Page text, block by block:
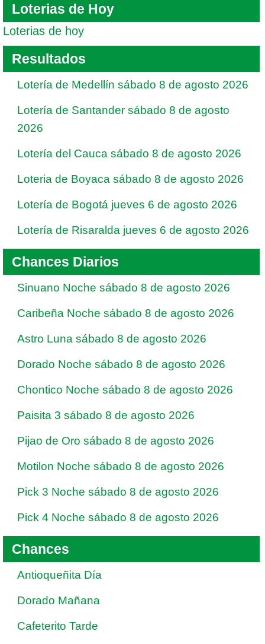
Loterias de Hoy
Loterias de hoy
Resultados
Lotería de Medellín sábado 8 de agosto 2026
Lotería de Santander sábado 8 de agosto
2026
Lotería del Cauca sábado 8 de agosto 2026
Loteria de Boyaca sábado 8 de agosto 2026
Lotería de Bogotá jueves 6 de agosto 2026
Lotería de Risaralda jueves 6 de agosto 2026
Chances Diarios
Sinuano Noche sábado 8 de agosto 2026
Caribeña Noche sábado 8 de agosto 2026
Astro Luna sábado 8 de agosto 2026
Dorado Noche sábado 8 de agosto 2026
Chontico Noche sábado 8 de agosto 2026
Paisita 3 sábado 8 de agosto 2026
Pijao de Oro sábado 8 de agosto 2026
Motilon Noche sábado 8 de agosto 2026
Pick 3 Noche sábado 8 de agosto 2026
Pick 4 Noche sábado 8 de agosto 2026
Chances
Antioqueñita Día
Dorado Mañana
Cafeterito Tarde